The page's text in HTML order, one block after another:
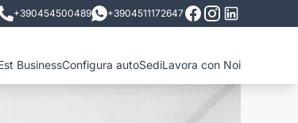
+390454500489 +3904511172647
BusinessConfigura autoSediLavora con Noi